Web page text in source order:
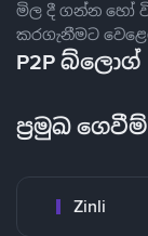
මිල දී ගන්න හෝ
කරගැනීමට
P2P බ්ලොග්
ප්‍රමුඛ ගෙවීම්
Zinli